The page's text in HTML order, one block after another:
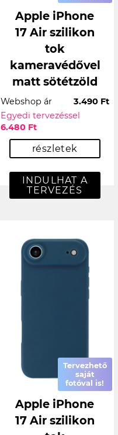
Apple iPhone
17 Air szilikon
tok
kameravédővel
matt sötétzöld
Webshop ár
3.490 Ft
Egyedi tervezéssel
6.480 Ft
részletek
INDULHAT A
TERVEZÉS
Tervezhető
saját
fotóval is!
Apple iPhone
17 Air szilikon